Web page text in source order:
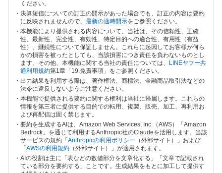
ください。
決算短信についての訂正の開示があった場合でも、訂正の内容は要約
に反映されませんので、 最新の適時開示をご参照ください。
本機能により提供される内容について、当社は、その信頼性、正確
性、最新性、完全性、有効性、特定目的への適合性、有用性（有益
性）、継続性について保証しません。これらに起因してお客様が何ら
かの損害を被ったとしても、当該損害につき責任を負わないものとし
ます。その他、本機能に関する当社の責任については、 LINEヤフー共
通利用規約第1章「19.免責事項」をご参照ください。
出力結果を利用する際は、著作権法、商標法、金融商品取引法などの
法令に違反しないようご注意ください。
本機能で提供される要約に関する権利は当社に帰属します。これらの
情報を第三者に提供する目的での転用、複製、販売、加工、再利用お
よび再配信は固く禁じます。
要約を生成するAIは、Amazon Web Services, Inc.（AWS）「Amazon
Bedrock」を通じて利用するAnthropic社のClaudeを活用します。当該
サービスの規約「Anthropicの利用ポリシー （外部サイト）」および
「AWSの利用規約 （外部サイト）」が適用されます。
AIの役割は主に「表などの数値部分を文章化する」「文章で記載され
ている部分を要約する」ことです。生成結果をもとに加工して提供す